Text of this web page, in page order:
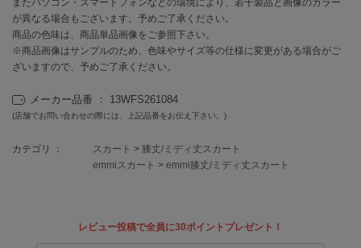
EIMY ISTOIRE
エイミー イストワール
emmi
emmi atelier
エミ アトリエ
エミヨガ
が異なる場合もございます。予めご了承ください。
商品の色味は、商品単品画像をご参照下さい。
※商品画像はサンプルのため、色味やサイズ等の仕様に変更がある場合がご
ざいますので、予めご了承ください。
メーカー品番 ： 13WFS261084
(店舗でお問い合わせの際には、上記品番をお伝え下さい。)
カテゴリ ： スカート > 膝丈/ミディ丈スカート
emmiスカート > emmi膝丈/ミディ丈スカート
レビュー投稿で全員に30ポイントプレゼント！